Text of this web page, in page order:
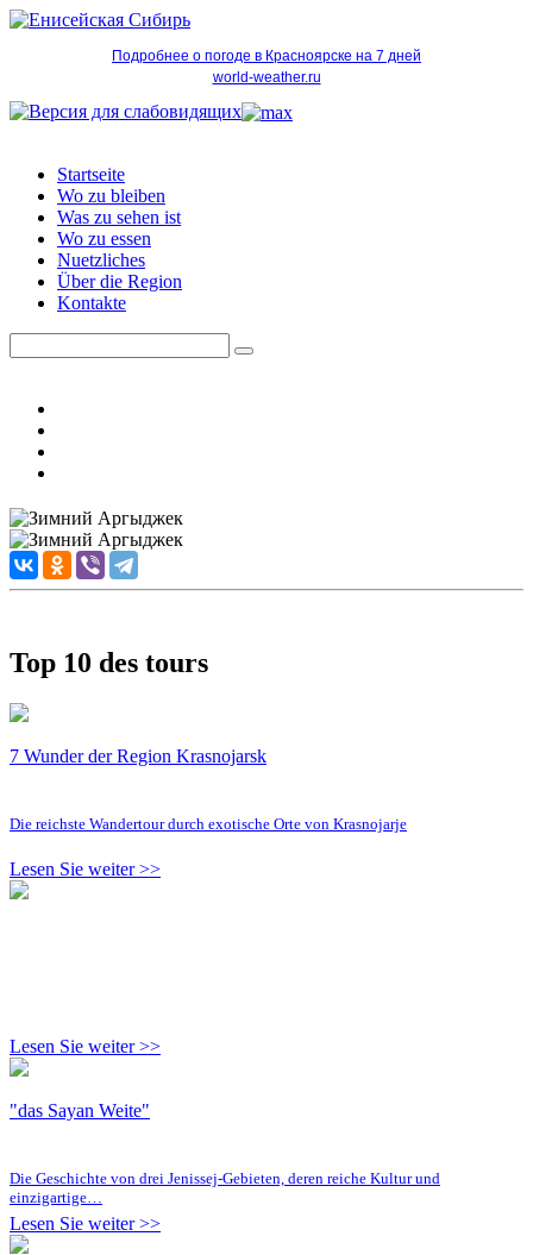
Подробнее о погоде в Красноярске на 7 дней
world-weather.ru
Startseite
Wo zu bleiben
Was zu sehen ist
Wo zu essen
Nuetzliches
Über die Region
Kontakte
Top 10 des tours
7 Wunder der Region Krasnojarsk
Die reichste Wandertour durch exotische Orte von Krasnojarje
Lesen Sie weiter >>
Lesen Sie weiter >>
"das Sayan Weite"
Die Geschichte von drei Jenissej-Gebieten, deren reiche Kultur und
einzigartige…
Lesen Sie weiter >>